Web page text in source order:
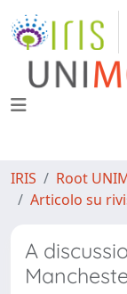
IRIS Root
Articolo su
A